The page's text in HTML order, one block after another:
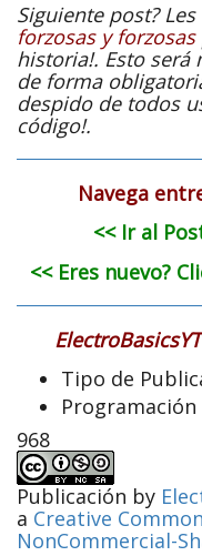
Siguiente post?
forzosas y forzosas
historia!. Esto será
de forma
despido de todos
código!.
Navega
<< Ir al
<< Eres nuevo?
Tipo de
968
Publicación by
a Creative
NonCommercial-